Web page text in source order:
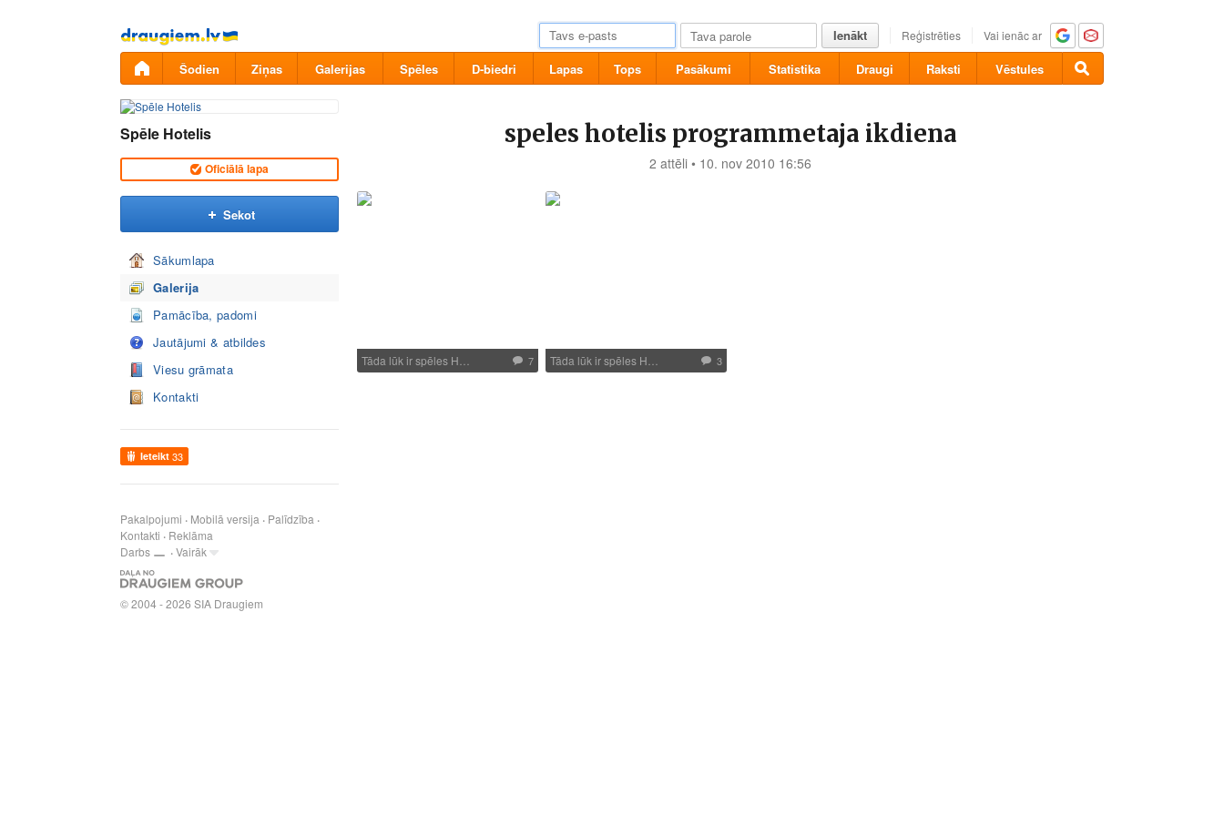
Pāriet
uz
saturu
Ienākt Reģistrēties Vai ienāc ar
Šodien Ziņas Galerijas Spēles D-biedri Lapas Tops Pasākumi Statistika Draugi Raksti Vēstules
Spēle Hotelis
Oficiālā lapa
Sekot
Sākumlapa
Galerija
Pamācība, padomi
Jautājumi & atbildes
Viesu grāmata
Kontakti
Ieteikt 33
Pakalpojumi Mobilā versija
Palīdzība
Kontakti
Reklāma
Darbs
Vairāk
© 2004 - 2026 SIA Draugiem
speles hotelis programmetaja ikdiena
2 attēli • 10. nov 2010 16:56
Tāda lūk ir spēles H… 7 Tāda lūk ir spēles H… 3